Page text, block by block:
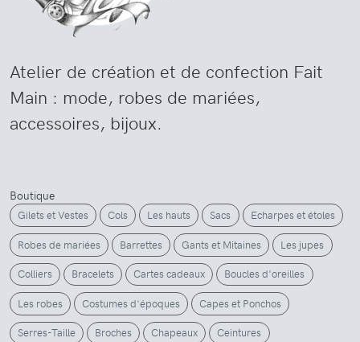
Atelier de création et de confection Fait
Main : mode, robes de mariées,
accessoires, bijoux.
Boutique
Gilets et Vestes Cols Les hauts Sacs Echarpes et étoles
Robes de mariées Barrettes Gants et Mitaines Les jupes
Colliers Bracelets Cartes cadeaux Boucles d'oreilles
Les robes Costumes d'époques Capes et Ponchos
Serres-Taille Broches Chapeaux Ceintures